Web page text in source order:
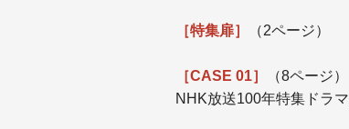
［特集扉］ （2ページ）
［CASE 01］
（8ページ）
NHK放送100年特集ドラマ